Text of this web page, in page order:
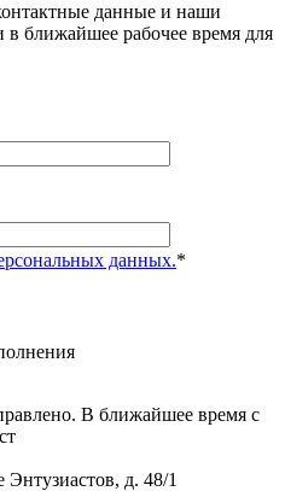
данные и наши
ближайшее рабочее время для
данных.*
В ближайшее время с
д. 48/1